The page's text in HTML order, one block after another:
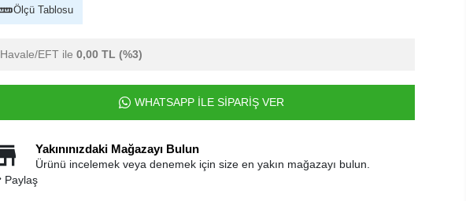
Ölçü Tablosu
Havale/EFT ile 0,00 TL (%3)
WHATSAPP İLE SİPARİŞ VER
Yakınınızdaki Mağazayı Bulun
Ürünü incelemek veya denemek için size en yakın mağazayı bulun.
Paylaş